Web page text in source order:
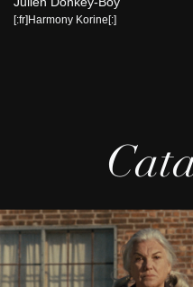
[:fr]Harmony Korine[:]